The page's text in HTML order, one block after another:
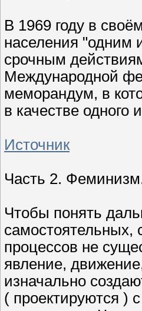
В 1969 году в
населения "одним
срочным
Международной
меморандум, в
в качестве
Источник
Часть 2.
Чтобы понять
самостоятельных,
процессов не
явление,
изначально
( проектируются )